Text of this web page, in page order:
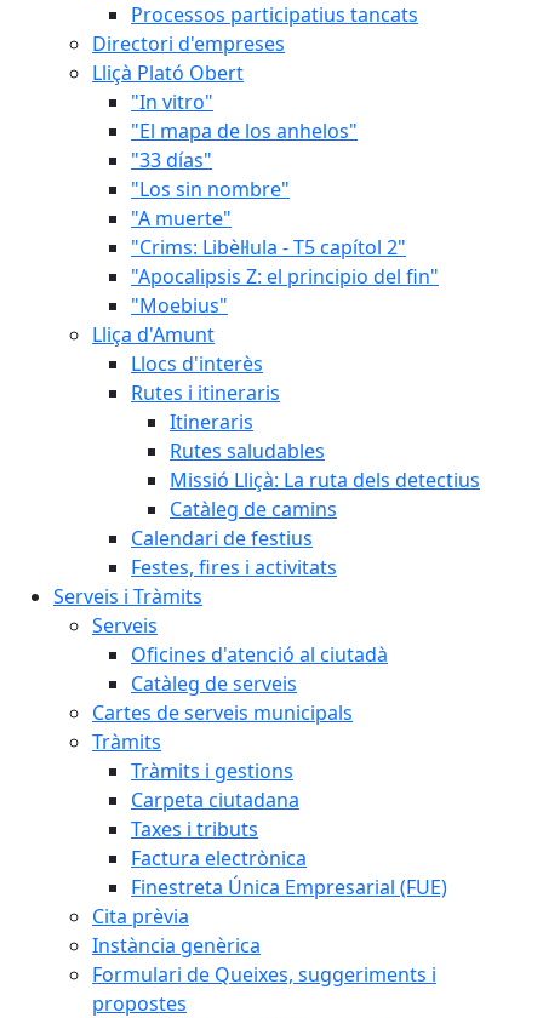
Processos participatius tancats
Directori d'empreses
Lliçà Plató Obert
"In vitro"
"El mapa de los anhelos"
"33 días"
"Los sin nombre"
"A muerte"
"Crims: Libèl·lula - T5 capítol 2"
"Apocalipsis Z: el principio del fin"
"Moebius"
Lliça d'Amunt
Llocs d'interès
Rutes i itineraris
Itineraris
Rutes saludables
Missió Lliçà: La ruta dels detectius
Catàleg de camins
Calendari de festius
Festes, fires i activitats
Serveis i Tràmits
Serveis
Oficines d'atenció al ciutadà
Catàleg de serveis
Cartes de serveis municipals
Tràmits
Tràmits i gestions
Carpeta ciutadana
Taxes i tributs
Factura electrònica
Finestreta Única Empresarial (FUE)
Cita prèvia
Instància genèrica
Formulari de Queixes, suggeriments i
propostes